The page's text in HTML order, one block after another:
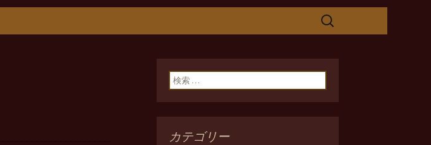
検
検索:
カテゴリー